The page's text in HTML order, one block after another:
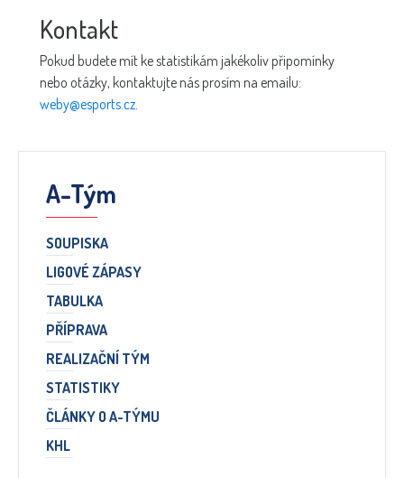
Kontakt
Pokud budete mít ke statistikám jakékoliv připomínky
nebo otázky, kontaktujte nás prosím na emailu:
weby@esports.cz
A-Tým
SOUPISKA
LIGOVÉ ZÁPASY
TABULKA
PŘÍPRAVA
REALIZAČNÍ TÝM
STATISTIKY
ČLÁNKY O A-TÝMU
KHL